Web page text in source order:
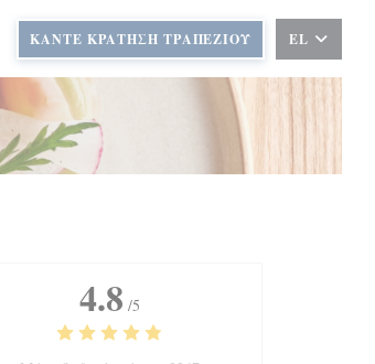
ΚΆΝΤΕ ΚΡΆΤΗΣΗ ΤΡΑΠΕΖΙΟΎ EL
4.8 /5